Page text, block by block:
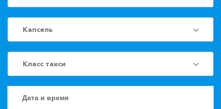
Капсель
Класс такси